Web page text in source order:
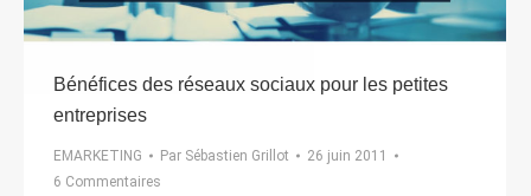
Bénéfices des réseaux sociaux pour les petites
entreprises
EMARKETING Par Sébastien Grillot
26 juin 2011
6 Commentaires